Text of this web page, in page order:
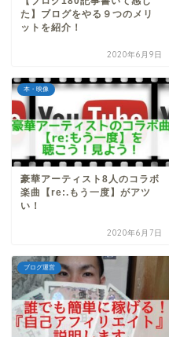
た】ブログをやる９つのメリ
ットを紹介！
2020年6月9日
本・映像
豪華アーティスト8人のコラボ
楽曲【re:.もう一度】がアツ
い！
2020年6月7日
ブログ運営